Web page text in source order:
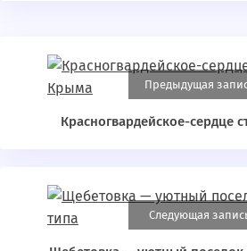
Предыдущая
Красногвардейское-сердце
Следующая